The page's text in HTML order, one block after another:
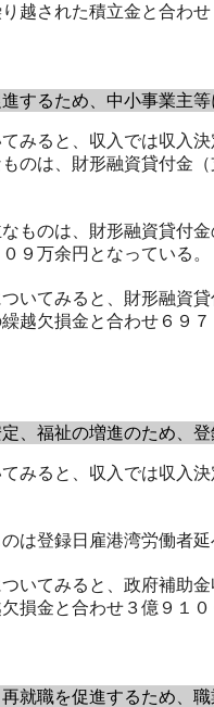
越された積立金と合わ
するため、中小事業主
みると、収入では収入
のは、財形融資貸付金
ものは、財形融資貸付
９万余円となっている。
いてみると、財形融資
越欠損金と合わせ６９
、福祉の増進のため、
みると、収入では収入
は登録日雇港湾労働者
いてみると、政府補助
損金と合わせ３億９１
就職を促進するため、